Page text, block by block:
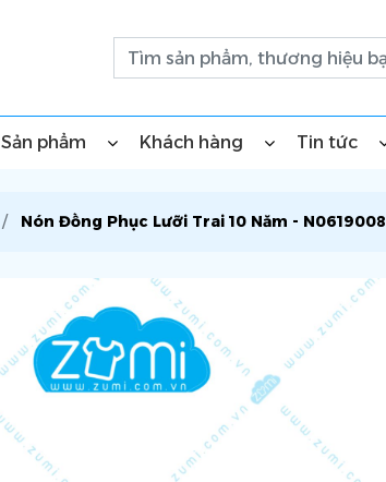
Sản phẩm Khách hàng Tin tức
Nón Đồng Phục Lưỡi Trai 10 Năm - N0619008